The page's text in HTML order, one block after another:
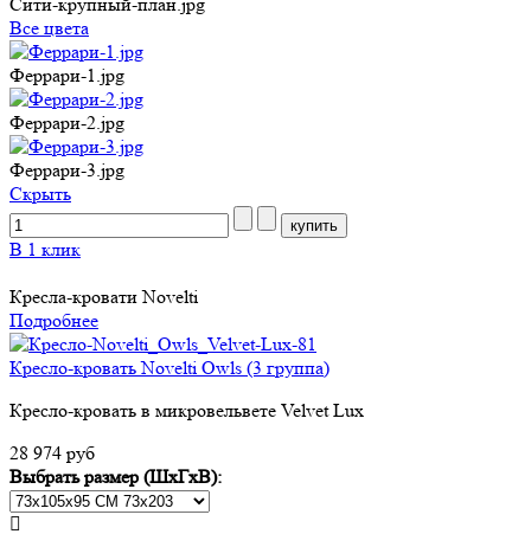
Все цвета
Феррари-1.jpg
Феррари-2.jpg
Феррари-3.jpg
Cкрыть
В 1 клик
Кресла-кровати Novelti
Подробнее
Кресло-кровать Novelti Owls (3 группа)
Кресло-кровать в микровельвете Velvet Lux
28 974 руб
Выбрать размер (ШхГхВ):